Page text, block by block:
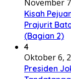
November
Kisah
Prajurit
(Bagian 2)
4
Oktober 6,
Presiden